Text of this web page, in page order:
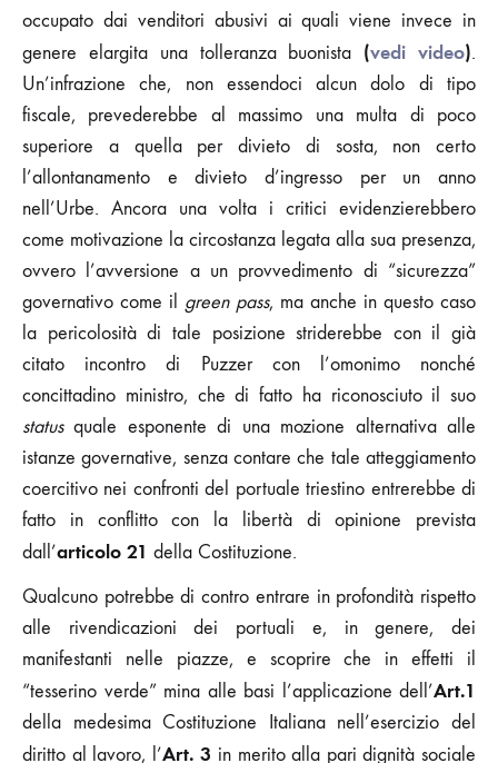
occupato dai venditori abusivi ai quali viene invece in
genere elargita una tolleranza buonista (vedi video).
Un’infrazione che, non essendoci alcun dolo di tipo
fiscale, prevederebbe al massimo una multa di poco
superiore a quella per divieto di sosta, non certo
l’allontanamento e divieto d’ingresso per un anno
nell’Urbe. Ancora una volta i critici evidenzierebbero
come motivazione la circostanza legata alla sua presenza,
ovvero l’avversione a un provvedimento di “sicurezza”
governativo come il green pass, ma anche in questo caso
la pericolosità di tale posizione striderebbe con il già
citato incontro di Puzzer con l’omonimo nonché
concittadino ministro, che di fatto ha riconosciuto il suo
statusquale esponente di una mozione alternativa alle
istanze governative, senza contare che tale atteggiamento
coercitivo nei confronti del portuale triestino entrerebbe di
fatto in conflitto con la libertà di opinione prevista
dall’articolo 21 della Costituzione.
Qualcuno potrebbe di contro entrare in profondità rispetto
alle rivendicazioni dei portuali e, in genere, dei
manifestanti nelle piazze, e scoprire che in effetti il
“tesserino verde” mina alle basi l’applicazione dell’Art.1
della medesima Costituzione Italiana nell’esercizio del
diritto al lavoro, l’Art. 3 in merito alla pari dignità sociale